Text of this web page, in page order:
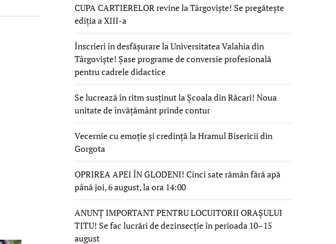
CUPA CARTIERELOR revine la Târgoviște! Se pregătește
ediția a XIII-a
Înscrieri în desfășurare la Universitatea Valahia din
Târgoviște! Șase programe de conversie profesională
pentru cadrele didactice
Se lucrează în ritm susținut la Școala din Răcari! Noua
unitate de învățământ prinde contur
Vecernie cu emoție și credință la Hramul Bisericii din
Gorgota
OPRIREA APEI ÎN GLODENI! Cinci sate rămân fără apă
până joi, 6 august, la ora 14:00
ANUNȚ IMPORTANT PENTRU LOCUITORII ORAȘULUI
TITU! Se fac lucrări de dezinsecție în perioada 10–15
august